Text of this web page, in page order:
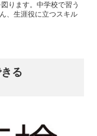
ります。中学校で習う
、生涯役に立つスキル
る